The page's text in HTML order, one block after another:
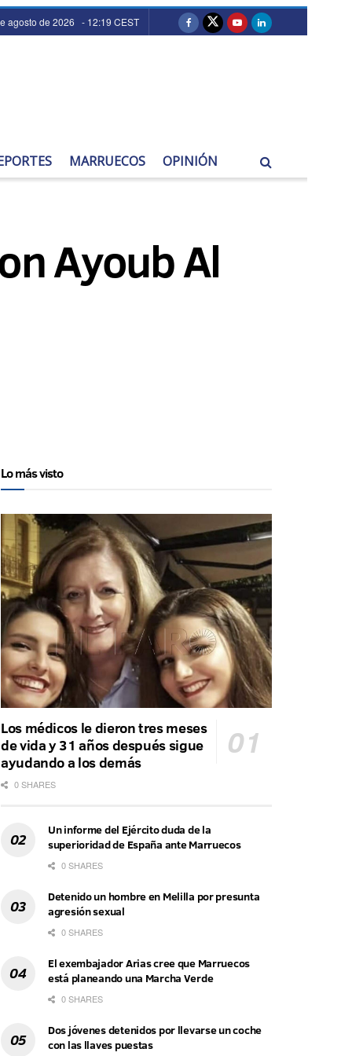
agosto de 2026 - 12:19 CEST
MARRUECOS OPINIÓN
Ayoub Al
Lo más visto
Los médicos le dieron tres meses
de vida y 31 años después sigue
ayudando a los demás
0 SHARES
Un informe del Ejército duda de la
superioridad de España ante Marruecos
0 SHARES
Detenido un hombre en Melilla por presunta
agresión sexual
0 SHARES
El exembajador Arias cree que Marruecos
está planeando una Marcha Verde
0 SHARES
Dos jóvenes detenidos por llevarse un coche
con las llaves puestas